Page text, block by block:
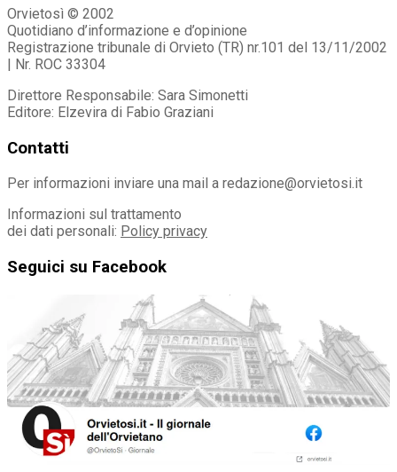
Orvietosì © 2002
Quotidiano d’informazione e d’opinione
Registrazione tribunale di Orvieto (TR) nr.101 del 13/11/2002
| Nr. ROC 33304
Direttore Responsabile: Sara Simonetti
Editore: Elzevira di Fabio Graziani
Contatti
Per informazioni inviare una mail a redazione@orvietosi.it
Informazioni sul trattamento
dei dati personali: Policy privacy
Seguici su Facebook